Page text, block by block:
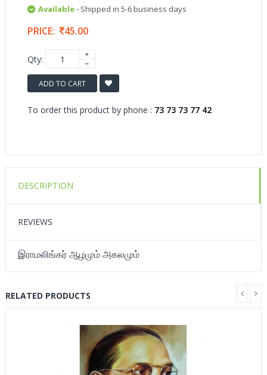
Available- Shipped in 5-6 business days
PRICE: 45.00
Qty:
ADD TO CART
To order this product by phone : 73 73 73 77 42
DESCRIPTION
REVIEWS
இராமலிங்கர் ஆழமும் அகலமும்
RELATED PRODUCTS